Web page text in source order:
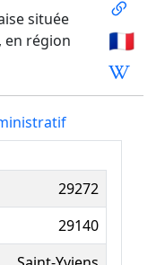
située
en région
🇫🇷
29272
29140